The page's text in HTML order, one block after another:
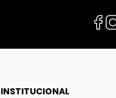
INSTITUCIONAL